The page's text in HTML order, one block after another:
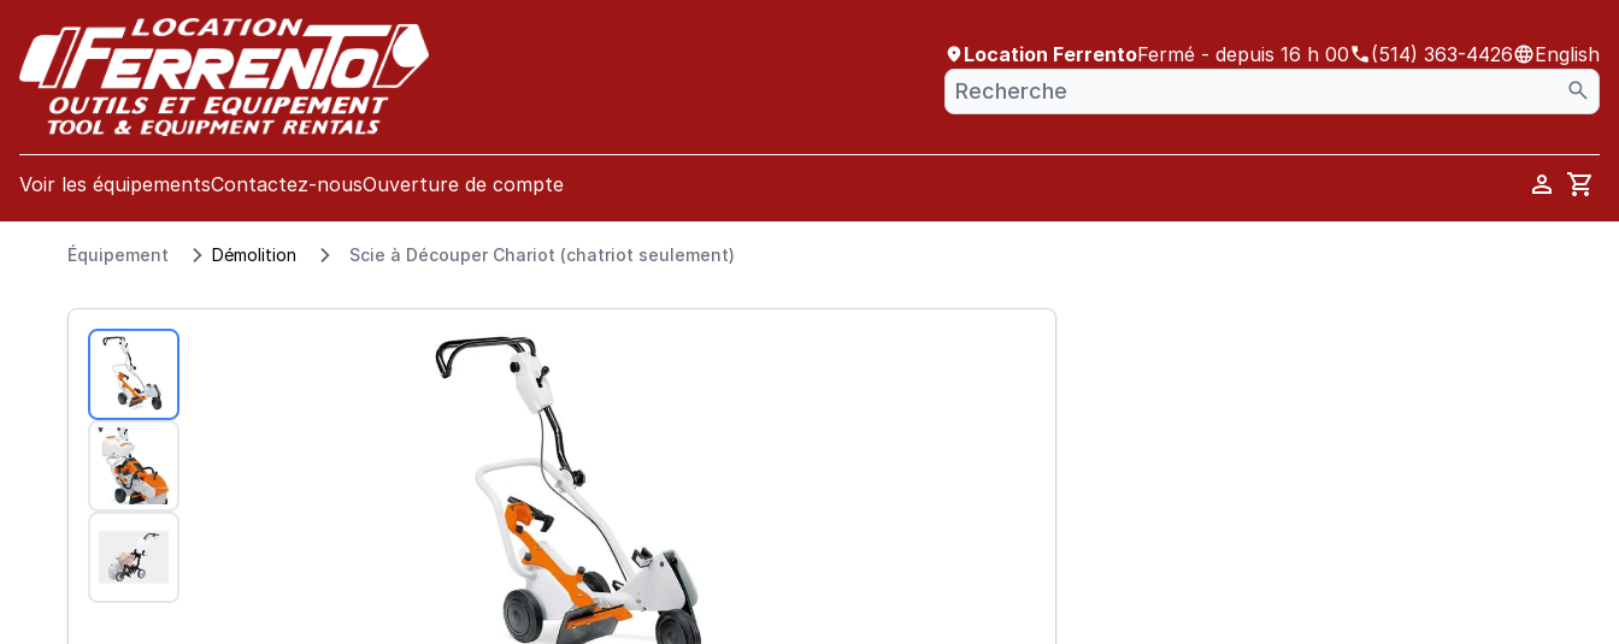
Location FerrentoFermé - depuis 16 h 00 (514) 363-4426 English
Voir les équipementsContactez-nousOuverture de compte
Cart
menu
Équipement Démolition Scie à Découper Chariot (chatriot seulement)